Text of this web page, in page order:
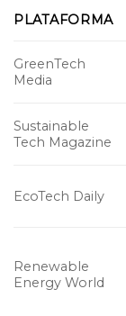
PLATAFORMA
GreenTech
Media
Sustainable
Tech Magazine
EcoTech Daily
Renewable
Energy World